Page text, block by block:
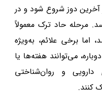
دوز شروع شود و در
مرحله حاد ترک معمولاً
اما برخی علائم، به‌ویژه
می‌توانند هفته‌ها یا
دارویی و روان‌شناختی
کنند.